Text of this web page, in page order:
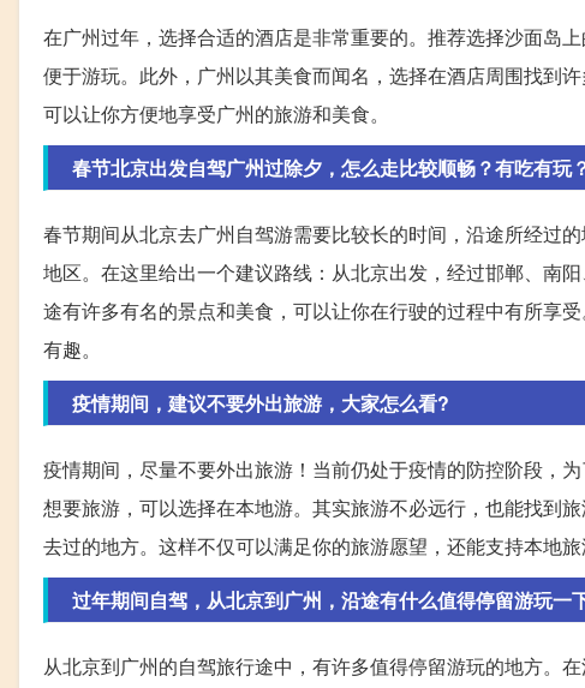
在广州过年，选择合适的酒店是非常重要的。推荐选择沙面岛
便于游玩。此外，广州以其美食而闻名，选择在酒店周围找到
可以让你方便地享受广州的旅游和美食。
春节北京出发自驾广州过除夕，怎么走比较顺畅？有吃有玩
春节期间从北京去广州自驾游需要比较长的时间，沿途所经过
地区。在这里给出一个建议路线：从北京出发，经过邯郸、南
途有许多有名的景点和美食，可以让你在行驶的过程中有所享
有趣。
疫情期间，建议不要外出旅游，大家怎么看?
疫情期间，尽量不要外出旅游！当前仍处于疫情的防控阶段，
想要旅游，可以选择在本地游。其实旅游不必远行，也能找到
去过的地方。这样不仅可以满足你的旅游愿望，还能支持本地旅
过年期间自驾，从北京到广州，沿途有什么值得停留游玩一
从北京到广州的自驾旅行途中，有许多值得停留游玩的地方。